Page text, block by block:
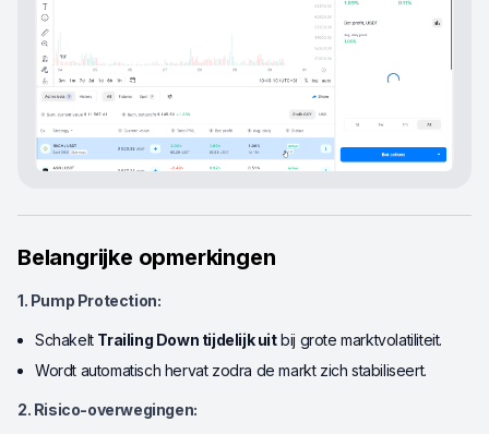
Belangrijke opmerkingen
1. Pump Protection:
Schakelt Trailing Down tijdelijk uitbij grote marktvolatiliteit.
Wordt automatisch hervat zodra de markt zich stabiliseert.
2. Risico-overwegingen: